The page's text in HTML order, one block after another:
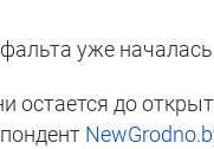
уже
остается до